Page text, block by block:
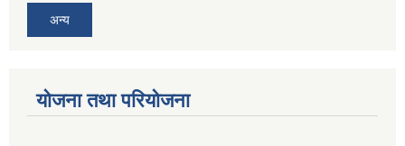
अन्य
योजना तथा परियोजना